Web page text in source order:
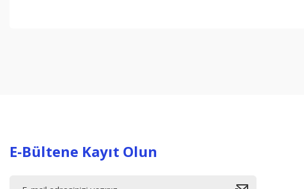
E-Bültene Kayıt Olun